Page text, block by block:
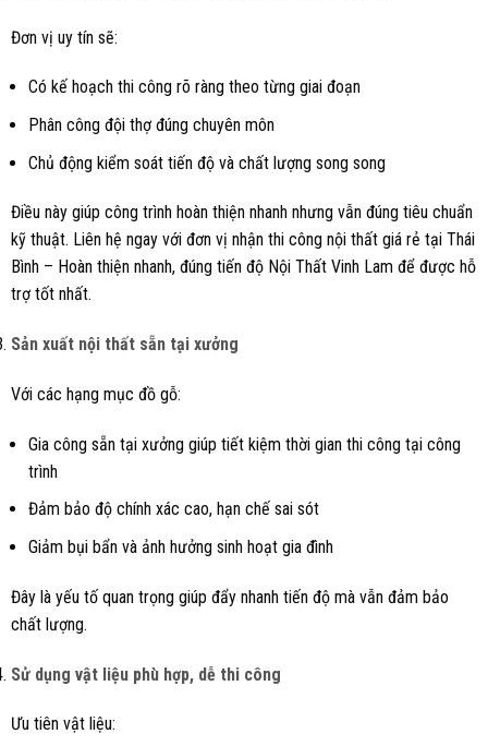
Đơn vị uy tín sẽ:
Có kế hoạch thi công rõ ràng theo từng giai đoạn
Phân công đội thợ đúng chuyên môn
Chủ động kiểm soát tiến độ và chất lượng song song
Điều này giúp công trình hoàn thiện nhanh nhưng vẫn đúng tiêu chuẩn
kỹ thuật. Liên hệ ngay với đơn vị nhận thi công nội thất giá rẻ tại Thái
Bình – Hoàn thiện nhanh, đúng tiến độ Nội Thất Vinh Lam để được hỗ
trợ tốt nhất.
Sản xuất nội thất sẵn tại xưởng
Với các hạng mục đồ gỗ:
Gia công sẵn tại xưởng giúp tiết kiệm thời gian thi công tại công
trình
Đảm bảo độ chính xác cao, hạn chế sai sót
Giảm bụi bẩn và ảnh hưởng sinh hoạt gia đình
Đây là yếu tố quan trọng giúp đẩy nhanh tiến độ mà vẫn đảm bảo
chất lượng.
Sử dụng vật liệu phù hợp, dễ thi công
Ưu tiên vật liệu: